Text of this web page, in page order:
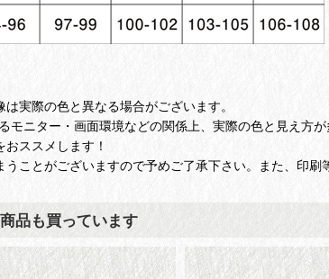
実際の色と異なる場合がございます。
ニター・画面環境などの関係上、実際の色と見え方
ススメします！
ことがございますので予めご了承下さい。また、印刷
品も買っています